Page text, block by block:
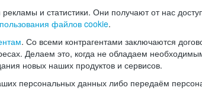
и статистики. Они получают от нас
файлов cookie.
. Со всеми контрагентами заключаются
Делаем это, когда не обладаем
новых наших продуктов и сервисов.
персональных данных либо передаём